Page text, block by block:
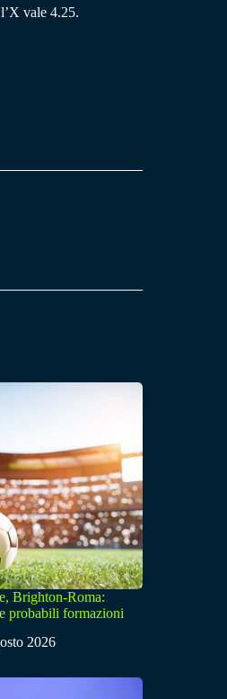
vale 4.25.
Brighton-Roma:
probabili formazioni
2026